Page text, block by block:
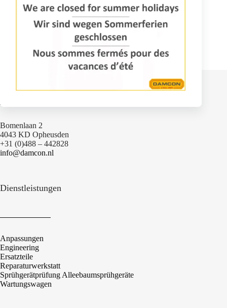
3-Rad Okulierungswagen für Arbeiten niedrig bei dem Boden.
mehr informationen
Bomenlaan 2
4043 KD Opheusden
+31 (0)488 – 442828
info@damcon.nl
Dienstleistungen
Anpassungen
Engineering
Ersatzteile
Reparaturwerkstatt
Sprühgerätprüfung Alleebaumsprühgeräte
Wartungswagen